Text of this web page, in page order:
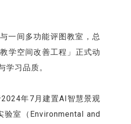
一间多功能评图教室，总
学空间改善工程」正式动
习品质。
年7月建置AI智慧景观
室（Environmental and